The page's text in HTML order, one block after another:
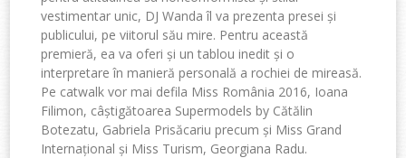
vestimentar unic, DJ Wanda îl va prezenta presei și
publicului, pe viitorul său mire. Pentru această
premieră, ea va oferi și un tablou inedit și o
interpretare în manieră personală a rochiei de mireasă.
Pe catwalk vor mai defila Miss România 2016, Ioana
Filimon, câștigătoarea Supermodels by Cătălin
Botezatu, Gabriela Prisăcariu precum și Miss Grand
Internațional și Miss Turism, Georgiana Radu.